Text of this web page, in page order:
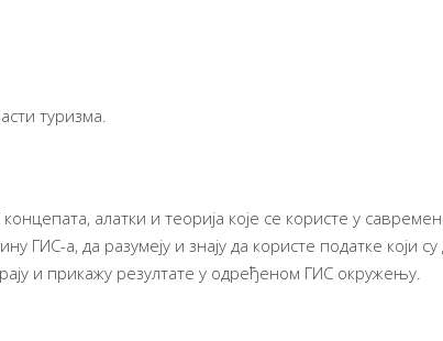
туризма.
алатки и теорија које се користе у
а, да разумеју и знају да користе податке који
и прикажу резултате у одређеном ГИС окружењу.